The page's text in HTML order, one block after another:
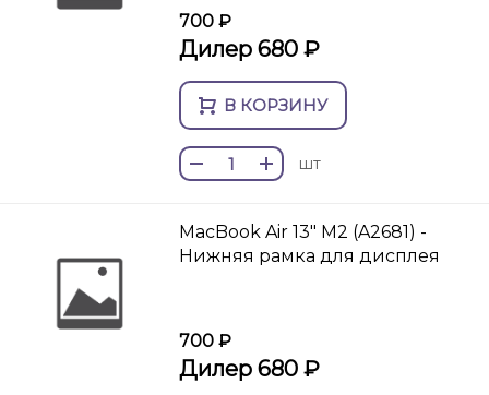
700 ₽
Дилер 680 ₽
В КОРЗИНУ
шт
MacBook Air 13" M2 (A2681) -
Нижняя рамка для дисплея
700 ₽
Дилер 680 ₽